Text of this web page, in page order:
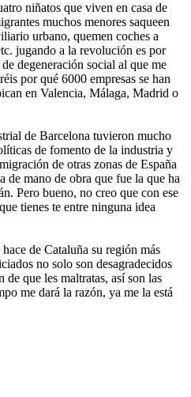
niñatos que viven en casa de
muchos menores saqueen
urbano, quemen coches a
jugando a la revolución es por
degeneración social al que me
por qué 6000 empresas se han
en Valencia, Málaga, Madrid o
de Barcelona tuvieron mucho
de fomento de la industria y
de otras zonas de España
de mano de obra que fue la que ha
Pero bueno, no creo que con ese
tienes te entre ninguna idea
de Cataluña su región más
no solo son desagradecidos
de que les maltratas, así son las
me dará la razón, ya me la está